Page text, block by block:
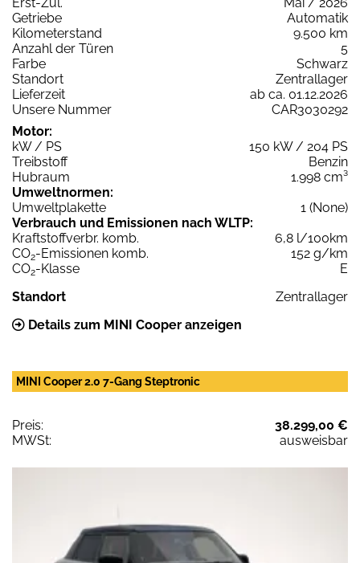
Getriebe
Automatik
Kilometerstand
9.500 km
Anzahl der Türen
5
Farbe
Schwarz
Standort
Zentrallager
Lieferzeit
ab ca. 01.12.2026
Unsere Nummer
CAR3030292
Motor:
kW / PS
150 kW / 204 PS
Treibstoff
Benzin
Hubraum
1.998 cm³
Umweltnormen:
Umweltplakette
1 (None)
Verbrauch und Emissionen nach WLTP:
Kraftstoffverbr. komb.
6,8 l/100km
CO2-Emissionen komb.
152 g/km
CO2-Klasse
E
Standort
Zentrallager
Details zum MINI Cooper anzeigen
MINI Cooper 2.0 7-Gang Steptronic
Preis:
38.299,00 €
MWSt:
ausweisbar